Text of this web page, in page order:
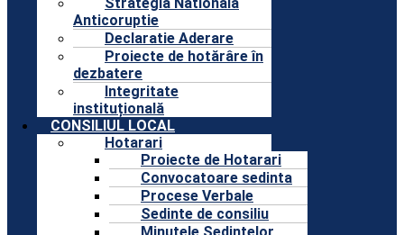
Anticoruptie
Declaratie Aderare
Proiecte de hotărâre în
dezbatere
Integritate
instituțională
CONSILIUL LOCAL
Hotarari
Proiecte de Hotarari
Convocatoare sedinta
Procese Verbale
Sedinte de consiliu